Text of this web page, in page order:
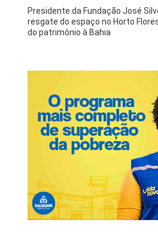
Presidente da Fundação José
resgate do espaço no Horto
do patrimônio à Bahia